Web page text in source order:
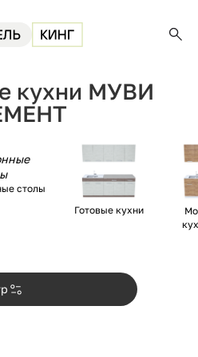
кухни МУВИ
столы
Готовые кухни